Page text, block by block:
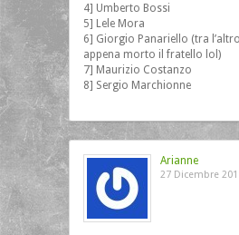
4] Umberto Bossi
5] Lele Mora
6] Giorgio Panariello (tra
appena morto il fratello lol)
7] Maurizio Costanzo
8] Sergio Marchionne
Arianne
27 Dicembre